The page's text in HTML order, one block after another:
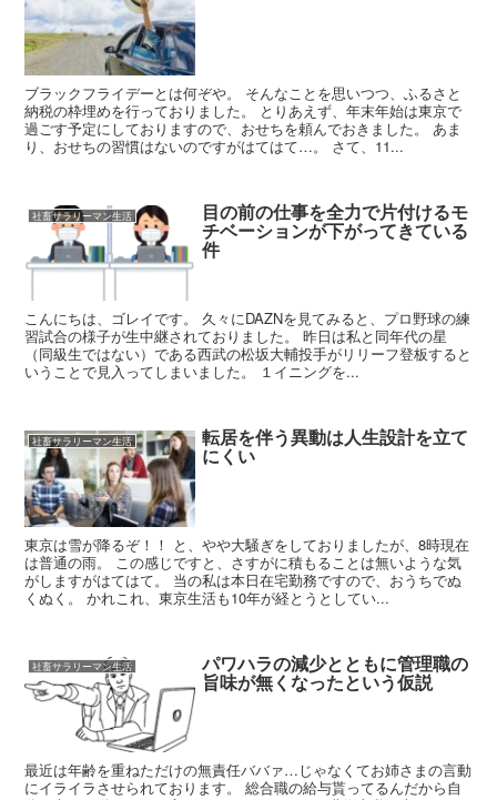
ブラックフライデーとは何ぞや。 そんなことを思いつつ、ふるさと
納税の枠埋めを行っておりました。 とりあえず、年末年始は東京で
過ごす予定にしておりますので、おせちを頼んでおきました。 あま
り、おせちの習慣はないのですがはてはて…。 さて、11...
社畜サラリーマン生活 目の前の仕事を全力で片付けるモ
チベーションが下がってきている
件
こんにちは、ゴレイです。 久々にDAZNを見てみると、プロ野球の練
習試合の様子が生中継されておりました。 昨日は私と同年代の星
（同級生ではない）である西武の松坂大輔投手がリリーフ登板すると
いうことで見入ってしまいました。 １イニングを...
社畜サラリーマン生活 転居を伴う異動は人生設計を立て
にくい
東京は雪が降るぞ！！ と、やや大騒ぎをしておりましたが、8時現在
は普通の雨。 この感じですと、さすがに積もることは無いような気
がしますがはてはて。 当の私は本日在宅勤務ですので、おうちでぬ
くぬく。 かれこれ、東京生活も10年が経とうとしてい...
社畜サラリーマン生活 パワハラの減少とともに管理職の
旨味が無くなったという仮説
最近は年齢を重ねただけの無責任ババァ…じゃなくてお姉さまの言動
にイライラさせられております。 総合職の給与貰ってるんだから自